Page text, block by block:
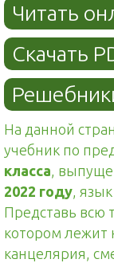
Читать
Скачать
На данной
учебник по
класса,
2022 году,
Представь всю
котором лежит
канцелярия,